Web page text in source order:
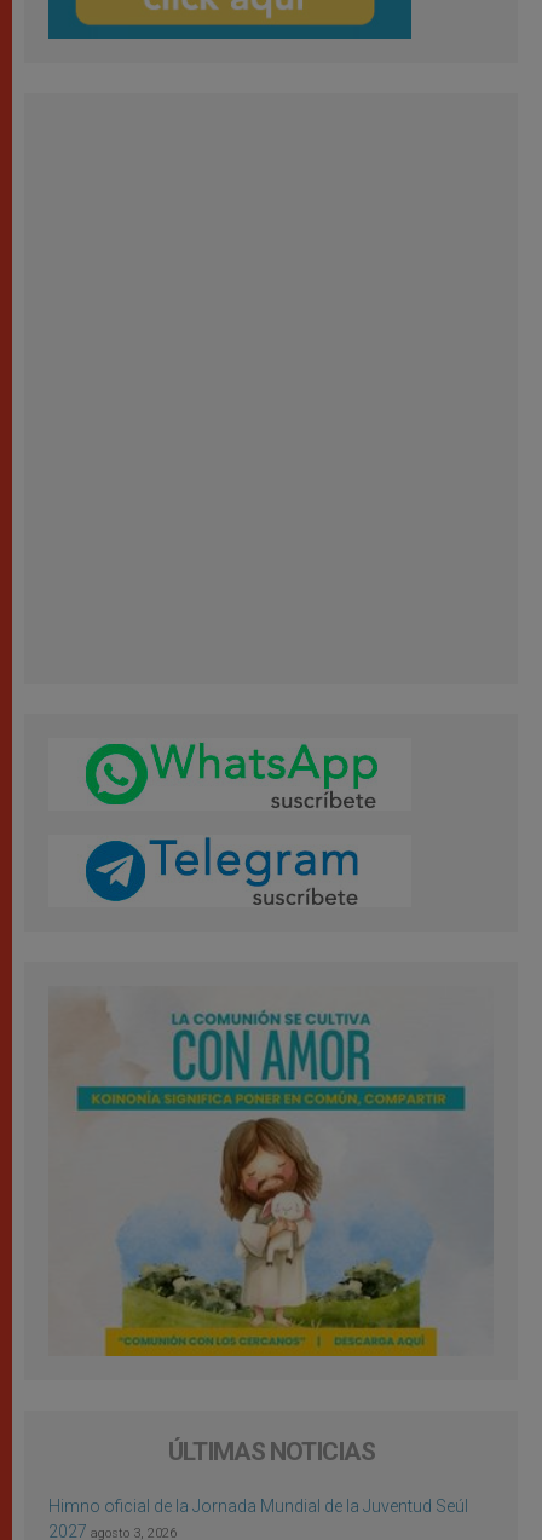
ÚLTIMAS NOTICIAS
Himno oficial de la Jornada Mundial de la Juventud Seúl
2027 agosto 3, 2026